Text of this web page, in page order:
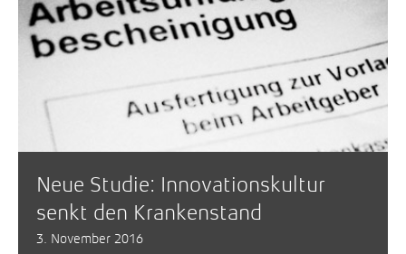
Neue Studie: Innovationskultur
senkt den Krankenstand
3. November 2016